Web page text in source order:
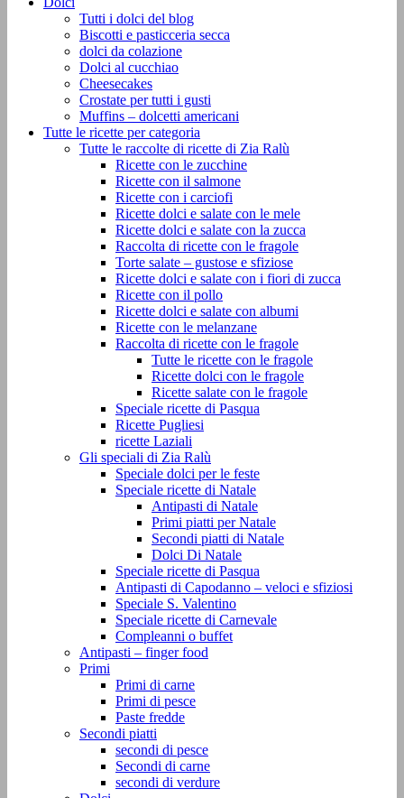
Tutti i dolci del blog
Biscotti e pasticceria secca
dolci da colazione
Dolci al cucchiao
Cheesecakes
Crostate per tutti i gusti
Muffins – dolcetti americani
Tutte le ricette per categoria
Tutte le raccolte di ricette di Zia Ralù
Ricette con le zucchine
Ricette con il salmone
Ricette con i carciofi
Ricette dolci e salate con le mele
Ricette dolci e salate con la zucca
Raccolta di ricette con le fragole
Torte salate – gustose e sfiziose
Ricette dolci e salate con i fiori di zucca
Ricette con il pollo
Ricette dolci e salate con albumi
Ricette con le melanzane
Raccolta di ricette con le fragole
Tutte le ricette con le fragole
Ricette dolci con le fragole
Ricette salate con le fragole
Speciale ricette di Pasqua
Ricette Pugliesi
ricette Laziali
Gli speciali di Zia Ralù
Speciale dolci per le feste
Speciale ricette di Natale
Antipasti di Natale
Primi piatti per Natale
Secondi piatti di Natale
Dolci Di Natale
Speciale ricette di Pasqua
Antipasti di Capodanno – veloci e sfiziosi
Speciale S. Valentino
Speciale ricette di Carnevale
Compleanni o buffet
Antipasti – finger food
Primi
Primi di carne
Primi di pesce
Paste fredde
Secondi piatti
secondi di pesce
Secondi di carne
secondi di verdure